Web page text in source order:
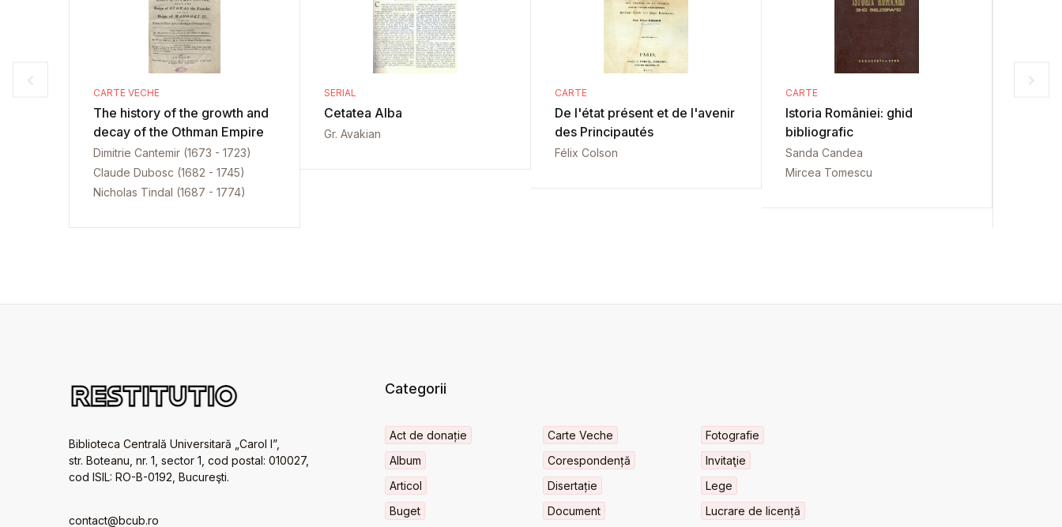
CARTE VECHE
The history of the growth and
decay of the Othman Empire
Dimitrie Cantemir (1673 - 1723)
Claude Dubosc (1682 - 1745)
Nicholas Tindal (1687 - 1774)
SERIAL
Cetatea Alba
Gr. Avakian
CARTE
De l'état présent et de l'avenir
des Principautés
Félix Colson
CARTE
Istoria României: ghid
bibliografic
Sanda Candea
Mircea Tomescu
Biblioteca Centrală Universitară „Carol I”,
str. Boteanu, nr. 1, sector 1, cod postal: 010027,
cod ISIL: RO-B-0192, Bucureşti.
contact@bcub.ro
Categorii
Act de donație
Album
Articol
Buget
Carte Veche
Corespondență
Disertație
Document
Fotografie
Invitaţie
Lege
Lucrare de licență